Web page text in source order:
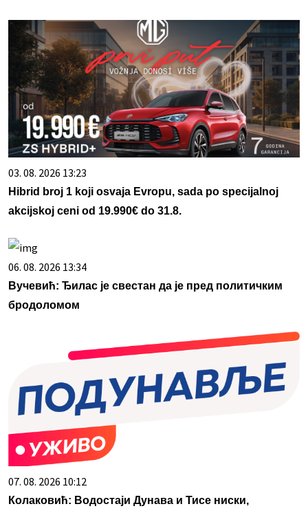
03. 08. 2026 13:23
Hibrid broj 1 koji osvaja Evropu, sada po specijalnoj
akcijskoj ceni od 19.990€ do 31.8.
06. 08. 2026 13:34
Вучевић: Ђилас је свестан да је пред политичким
бродоломом
07. 08. 2026 10:12
Колаковић: Водостаји Дунава и Тисе ниски,